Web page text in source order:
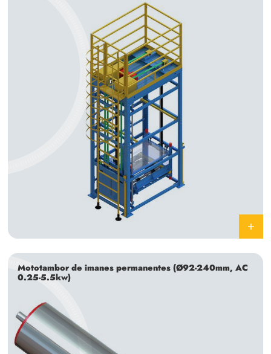
Mototambor de imanes permanentes (Ø92-240mm, AC
0.25-5.5kw)